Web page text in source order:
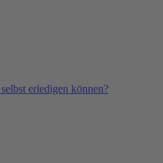
erledigen können?